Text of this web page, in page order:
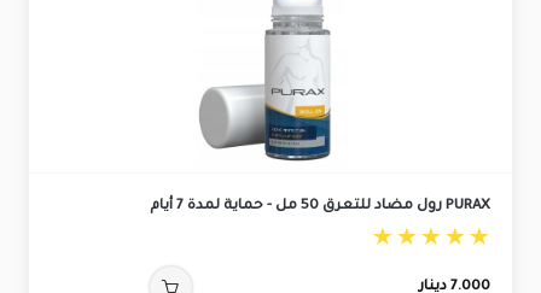
PURAX رول مضاد للتعرق 50 مل - حماية لمدة 7 أيام
7.000 دينار